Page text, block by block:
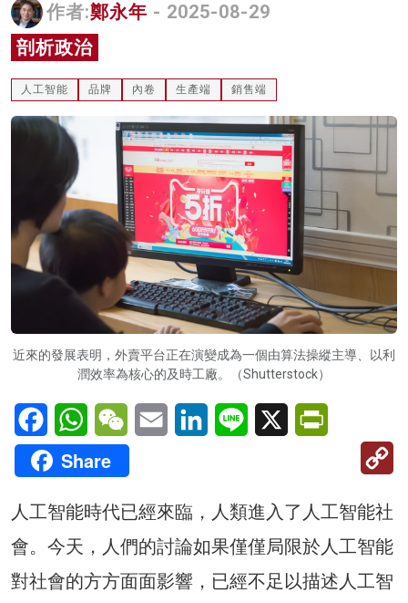
灼見活動
關於我們
作者:鄭永年 - 2025-08-29
剖析政治
人工智能 品牌 內卷 生產端 銷售端
近來的發展表明，外賣平台正在演變成為一個由算法操縱主導、以利
潤效率為核心的及時工廠。（Shutterstock）
FacebookWhatsAppWeChatEmail LinkedInLine X
Share
人工智能時代已經來臨，人類進入了人工智能社
會。今天，人們的討論如果僅僅局限於人工智能
對社會的方方面面影響，已經不足以描述人工智